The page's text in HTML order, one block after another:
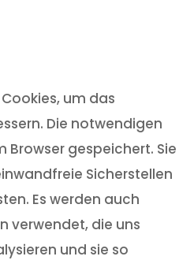
um das
Die notwendigen
Browser gespeichert. Sie
Sicherstellen
Es werden auch
verwendet, die uns
und sie so